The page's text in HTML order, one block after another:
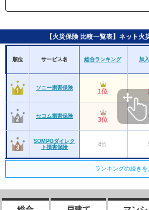
【火災保険 比較一覧表】ネット火
順位 サービス名 総合ランキング 加
ソニー損害保険 1位
セコム損害保険 3位
SOMPOダイレク
ト損害保険
8位
4位
ランキングの続きを